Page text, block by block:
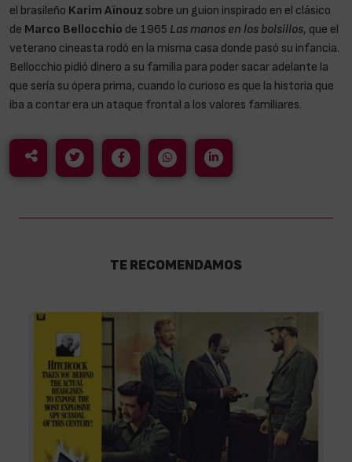
el brasileño Karim Aïnouz sobre un guion inspirado en el clásico
de Marco Bellocchio de 1965 Las manos en los bolsillos, que el
veterano cineasta rodó en la misma casa donde pasó su infancia.
Bellocchio pidió dinero a su familia para poder sacar adelante la
que sería su ópera prima, cuando lo curioso es que la historia que
iba a contar era un ataque frontal a los valores familiares.
TE RECOMENDAMOS